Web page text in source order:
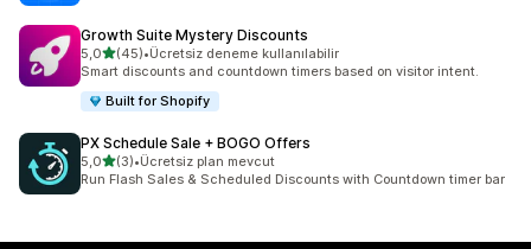
Growth Suite Mystery Discounts
5,05 yıldız üzerinden
(45)
toplam 45 değerlendirme
•Ücretsiz deneme kullanılabilir
Smart discounts and countdown timers based on visitor intent.
Built for Shopify
PX Schedule Sale + BOGO Offers
5,05 yıldız üzerinden
(3)
toplam 3 değerlendirme
•Ücretsiz plan mevcut
Run Flash Sales & Scheduled Discounts with Countdown timer bar